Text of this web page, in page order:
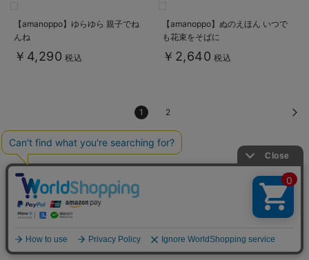
【amanoppo】ゆらゆら 親子でね
んね
￥4,290 税込
【amanoppo】ぬのえほん いつで
も花束をそばに
￥2,640 税込
1 2